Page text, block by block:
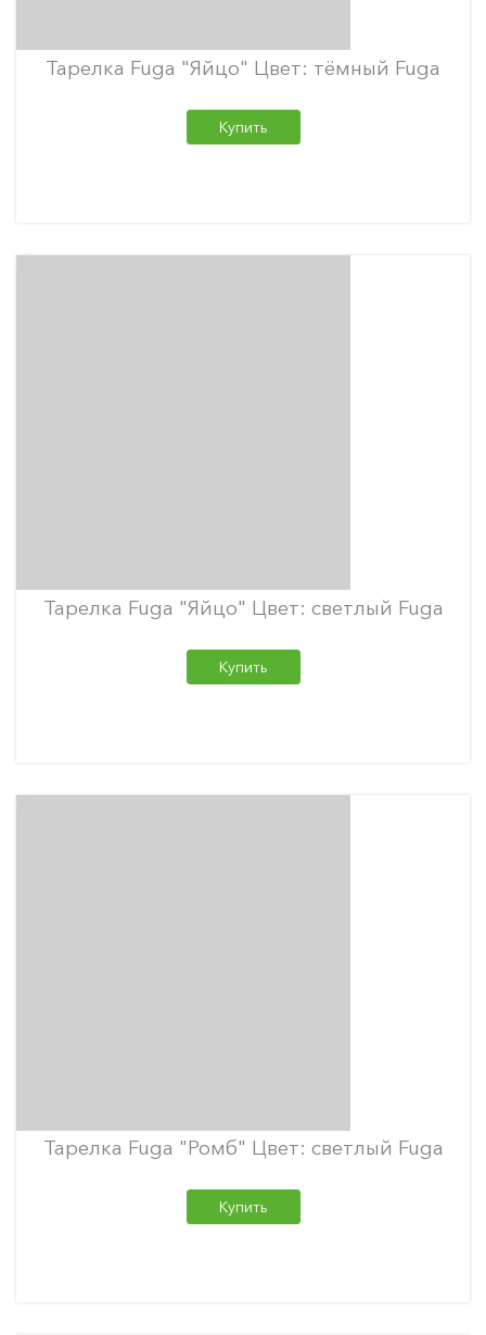
Тарелка Fuga "Яйцо" Цвет: тёмный Fuga
Купить
Тарелка Fuga "Яйцо" Цвет: светлый Fuga
Купить
Тарелка Fuga "Ромб" Цвет: светлый Fuga
Купить